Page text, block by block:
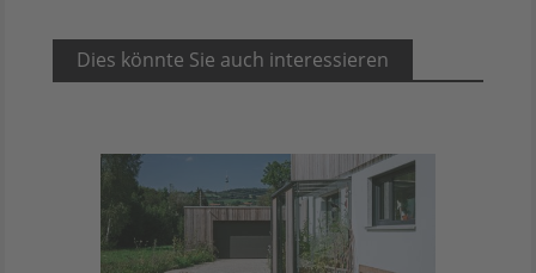
Dies könnte Sie auch interessieren